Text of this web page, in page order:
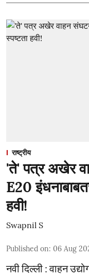
राष्ट्रीय
'ते' पत्र अखेर
E20
हवी!
Swapnil S
Published on: 06 Aug
नवी दिल्ली : वाहन